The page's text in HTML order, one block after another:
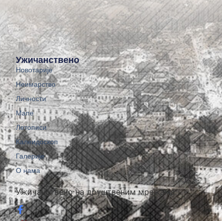
Ужичанствено на друштвеним мрежама:
Ужичанствено
Новотарије
Неимарство
Личности
Мапе
Летописи
Калеидоскоп
Галерије
О нама